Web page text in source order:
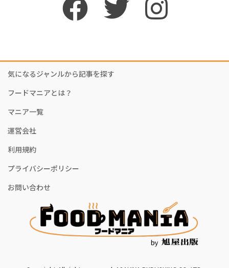
気になるジャンルから記事を探す
フードマニアとは？
マニア一覧
運営会社
利用規約
プライバシーポリシー
お問い合わせ